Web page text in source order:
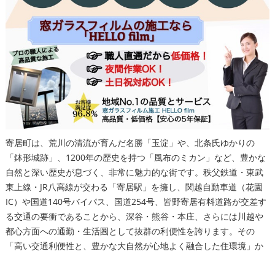
寄居町は、荒川の清流が育んだ名勝「玉淀」や、北条氏ゆかりの
「鉢形城跡」、1200年の歴史を持つ「風布のミカン」など、豊かな
自然と深い歴史が息づく、非常に魅力的な街です。秩父鉄道・東武
東上線・JR八高線が交わる「寄居駅」を擁し、関越自動車道（花園
IC）や国道140号バイパス、国道254号、皆野寄居有料道路が交差す
る交通の要衝であることから、深谷・熊谷・本庄、さらには川越や
都心方面への通勤・生活圏として抜群の利便性を誇ります。その
「高い交通利便性と、豊かな大自然が心地よく融合した住環境」か